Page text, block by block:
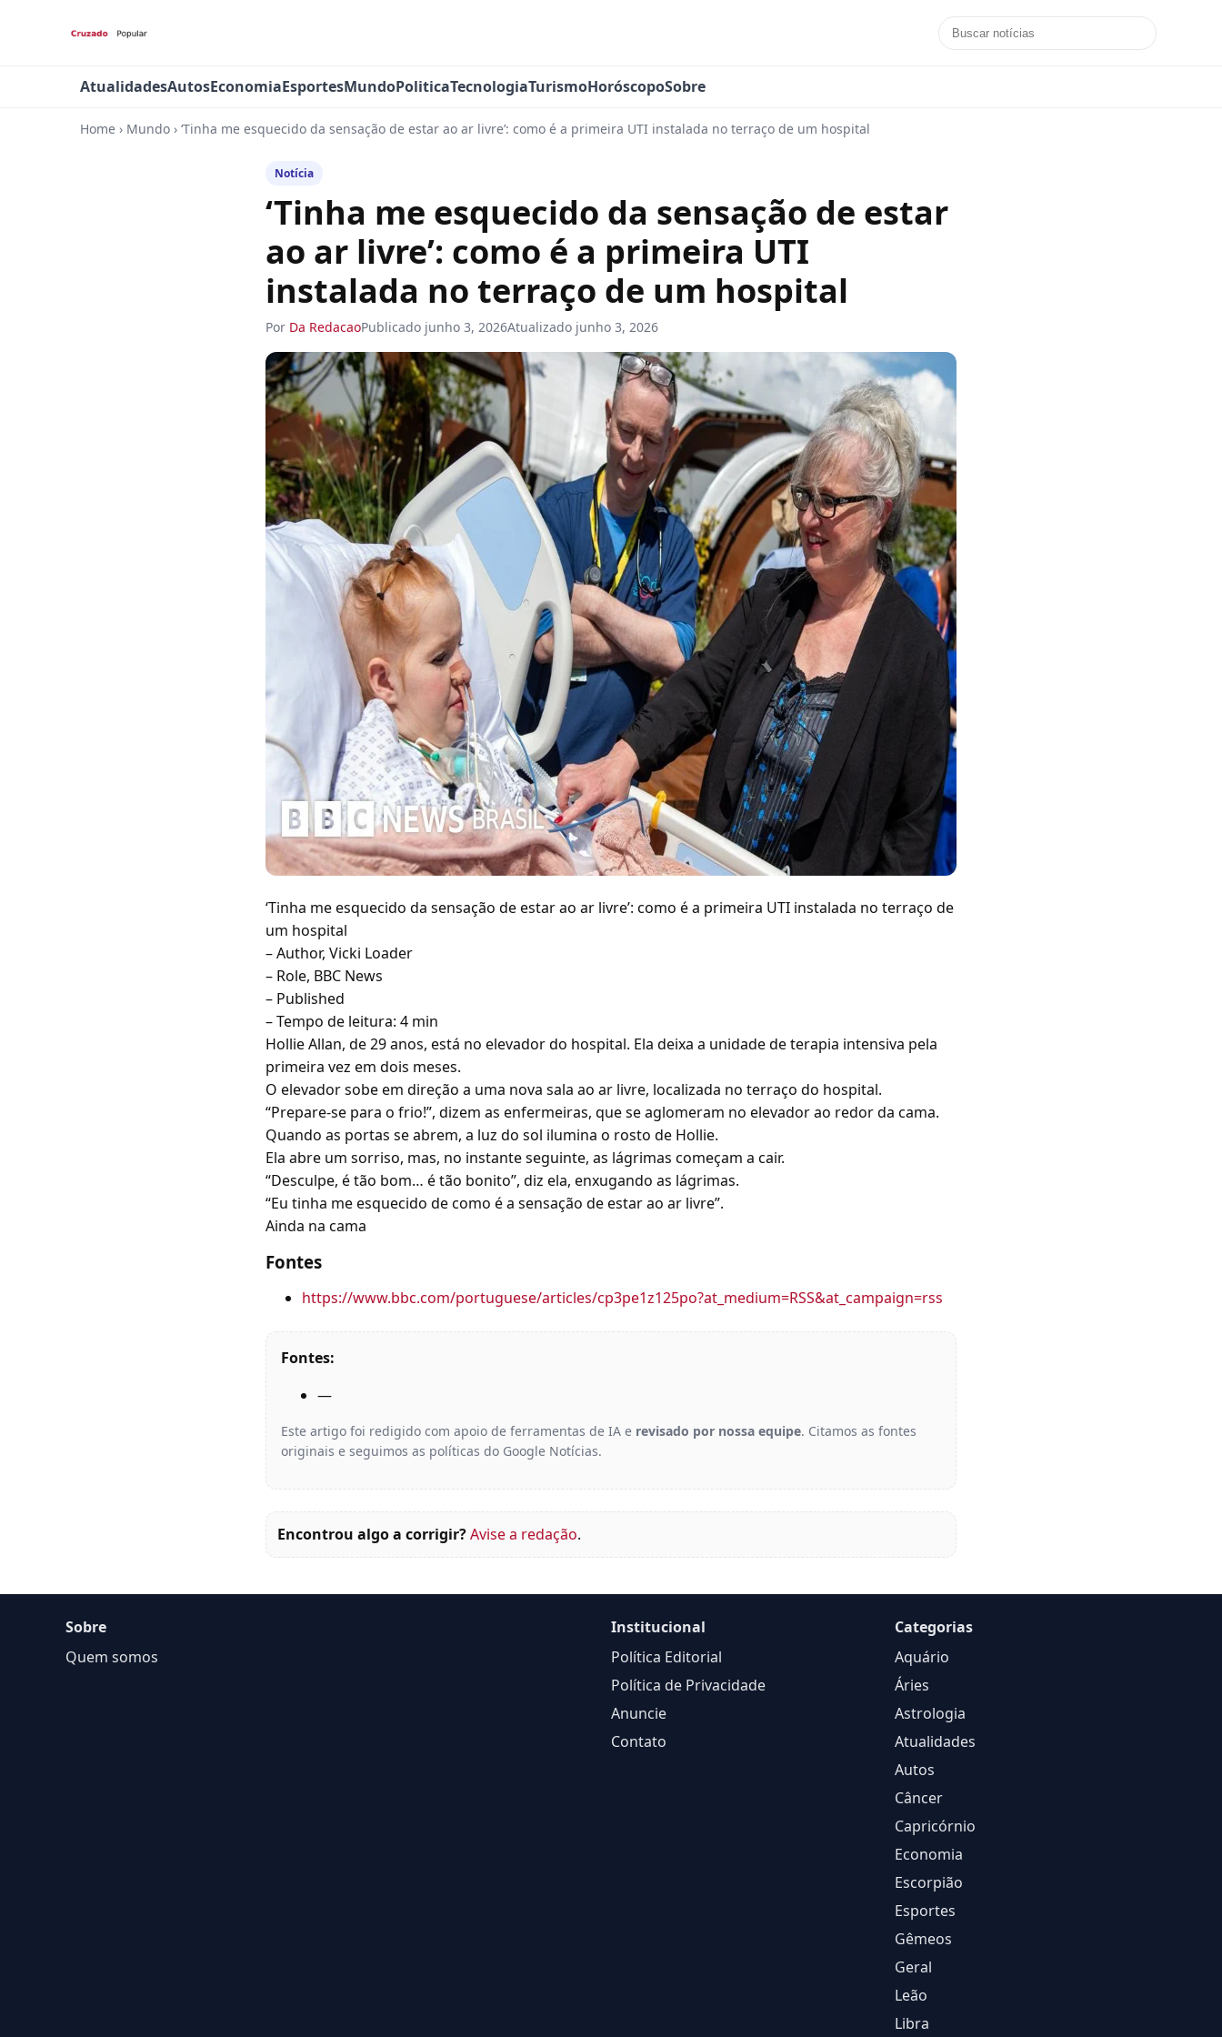
AtualidadesAutosEconomiaEsportesMundoPoliticaTecnologiaTurismoHoróscopoSobre
Home › Mundo › ‘Tinha me esquecido da sensação de estar ao ar livre’: como é a primeira UTI instalada no terraço de um hospital
Notícia
‘Tinha me esquecido da sensação de estar
ao ar livre’: como é a primeira UTI
instalada no terraço de um hospital
Por Da RedacaoPublicado junho 3, 2026Atualizado junho 3, 2026
‘Tinha me esquecido da sensação de estar ao ar livre’: como é a primeira UTI instalada no terraço de
um hospital
– Author, Vicki Loader
– Role, BBC News
– Published
– Tempo de leitura: 4 min
Hollie Allan, de 29 anos, está no elevador do hospital. Ela deixa a unidade de terapia intensiva pela
primeira vez em dois meses.
O elevador sobe em direção a uma nova sala ao ar livre, localizada no terraço do hospital.
“Prepare-se para o frio!”, dizem as enfermeiras, que se aglomeram no elevador ao redor da cama.
Quando as portas se abrem, a luz do sol ilumina o rosto de Hollie.
Ela abre um sorriso, mas, no instante seguinte, as lágrimas começam a cair.
“Desculpe, é tão bom… é tão bonito”, diz ela, enxugando as lágrimas.
“Eu tinha me esquecido de como é a sensação de estar ao ar livre”.
Ainda na cama
Fontes
https://www.bbc.com/portuguese/articles/cp3pe1z125po?at_medium=RSS&at_campaign=rss
Fontes:
—
Este artigo foi redigido com apoio de ferramentas de IA e revisado por nossa equipe. Citamos as fontes
originais e seguimos as políticas do Google Notícias.
Encontrou algo a corrigir?Avise a redação.
Sobre
Quem somos
Institucional
Política Editorial
Política de Privacidade
Anuncie
Contato
Categorias
Aquário
Áries
Astrologia
Atualidades
Autos
Câncer
Capricórnio
Economia
Escorpião
Esportes
Gêmeos
Geral
Leão
Libra